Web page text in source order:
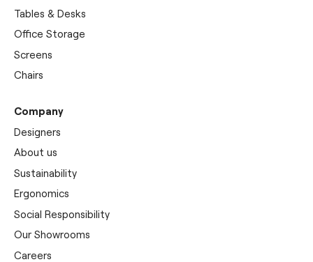
Tables & Desks
Office Storage
Screens
Chairs
Company
Designers
About us
Sustainability
Ergonomics
Social Responsibility
Our Showrooms
Careers